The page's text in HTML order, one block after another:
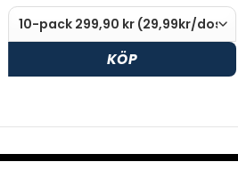
KÖP